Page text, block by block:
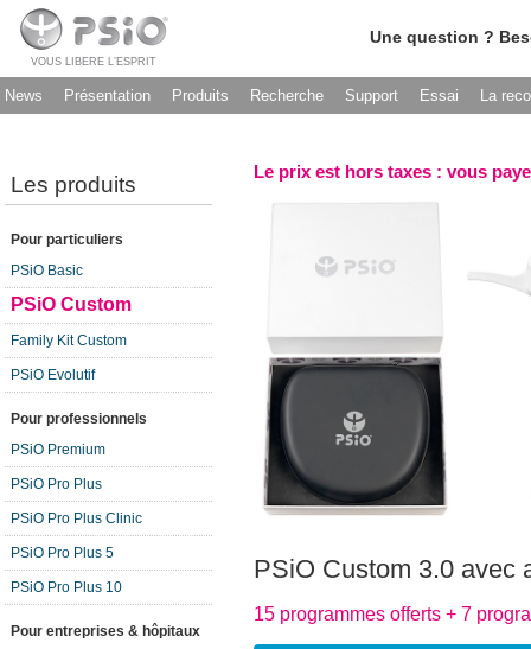
VOUS LIBERE L’ESPRIT
Une question ?
News Présentation Produits Recherche Support Essai La
Les produits
Pour particuliers
PSiO Basic
PSiO Custom
Family Kit Custom
PSiO Evolutif
Pour professionnels
PSiO Premium
PSiO Pro Plus
PSiO Pro Plus Clinic
PSiO Pro Plus 5
PSiO Pro Plus 10
Pour entreprises & hôpitaux
Le prix est hors taxes : vous
PSiO Custom 3.0 avec
15 programmes offerts + 7